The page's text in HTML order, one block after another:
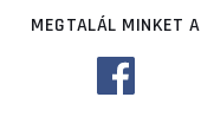
MEGTALÁL MINKET A